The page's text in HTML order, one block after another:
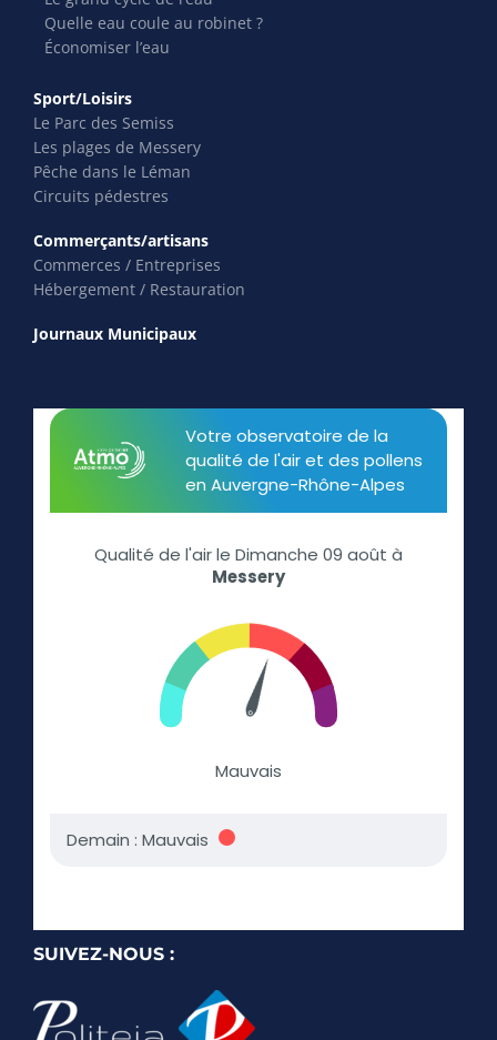
Quelle eau coule au robinet ?
Économiser l’eau
Sport/Loisirs
Le Parc des Semiss
Les plages de Messery
Pêche dans le Léman
Circuits pédestres
Commerçants/artisans
Commerces / Entreprises
Hébergement / Restauration
Journaux Municipaux
SUIVEZ-NOUS :